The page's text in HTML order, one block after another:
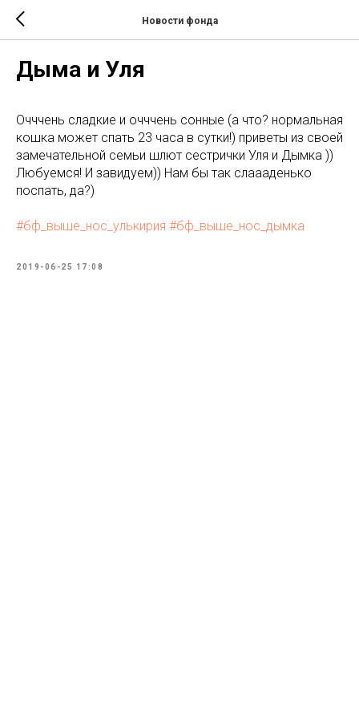
Новости фонда
Дыма и Уля
Очччень сладкие и очччень сонные (а что? нормальная
кошка может спать 23 часа в сутки!) приветы из своей
замечательной семьи шлют сестрички Уля и Дымка ))
Любуемся! И завидуем)) Нам бы так слаааденько
поспать, да?)
#бф_выше_нос_улькирия #бф_выше_нос_дымка
2019-06-25 17:08